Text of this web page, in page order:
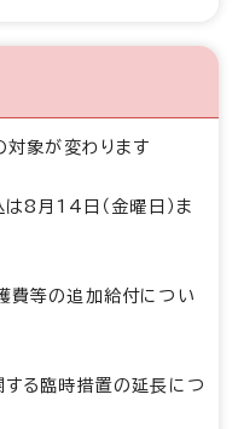
象が変わります
8月14日（金曜日）ま
費等の追加給付につい
する臨時措置の延長につ